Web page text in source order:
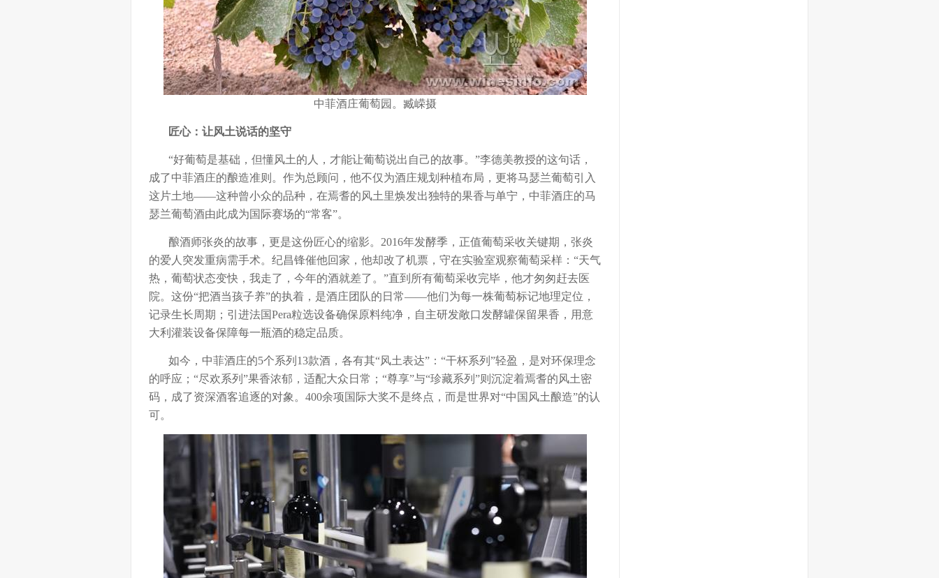
中菲酒庄葡萄园。臧嵘摄
匠心：让风土说话的坚守
“好葡萄是基础，但懂风土的人，才能让葡萄说出自己的故事。”李德美教授的这句话，
成了中菲酒庄的酿造准则。作为总顾问，他不仅为酒庄规划种植布局，更将马瑟兰葡萄引入
这片土地——这种曾小众的品种，在焉耆的风土里焕发出独特的果香与单宁，中菲酒庄的马
瑟兰葡萄酒由此成为国际赛场的“常客”。
酿酒师张炎的故事，更是这份匠心的缩影。2016年发酵季，正值葡萄采收关键期，张炎
的爱人突发重病需手术。纪昌锋催他回家，他却改了机票，守在实验室观察葡萄采样：“天气
热，葡萄状态变快，我走了，今年的酒就差了。”直到所有葡萄采收完毕，他才匆匆赶去医
院。这份“把酒当孩子养”的执着，是酒庄团队的日常——他们为每一株葡萄标记地理定位，
记录生长周期；引进法国Pera粒选设备确保原料纯净，自主研发敞口发酵罐保留果香，用意
大利灌装设备保障每一瓶酒的稳定品质。
如今，中菲酒庄的5个系列13款酒，各有其“风土表达”：“干杯系列”轻盈，是对环保理念
的呼应；“尽欢系列”果香浓郁，适配大众日常；“尊享”与“珍藏系列”则沉淀着焉耆的风土密
码，成了资深酒客追逐的对象。400余项国际大奖不是终点，而是世界对“中国风土酿造”的认
可。